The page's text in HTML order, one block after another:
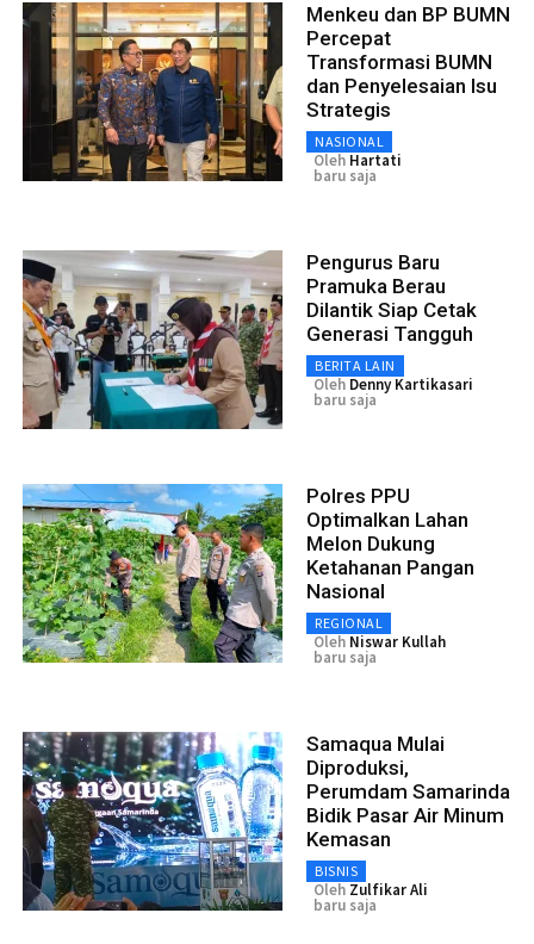
Menkeu dan BP BUMN
Percepat
Transformasi BUMN
dan Penyelesaian Isu
Strategis
NASIONAL
Oleh Hartati
baru saja
Pengurus Baru
Pramuka Berau
Dilantik Siap Cetak
Generasi Tangguh
BERITA LAIN
Oleh Denny Kartikasari
baru saja
Polres PPU
Optimalkan Lahan
Melon Dukung
Ketahanan Pangan
Nasional
REGIONAL
Oleh Niswar Kullah
baru saja
Samaqua Mulai
Diproduksi,
Perumdam Samarinda
Bidik Pasar Air Minum
Kemasan
BISNIS
Oleh Zulfikar Ali
baru saja